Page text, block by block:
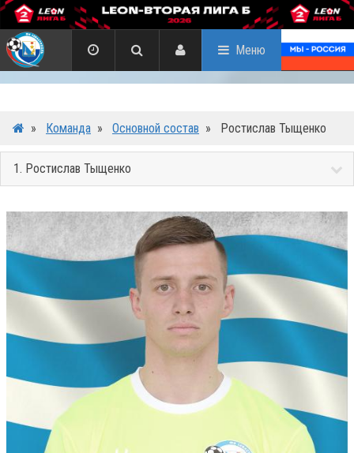
Меню
» Команда » Основной состав » Ростислав Тыщенко